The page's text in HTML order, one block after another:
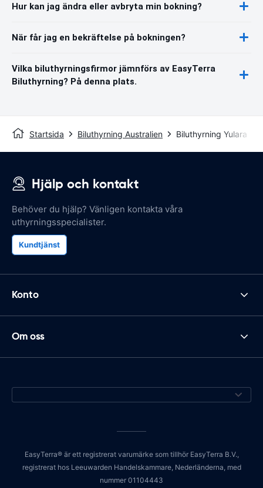
Hur kan jag ändra eller avbryta min bokning?
När får jag en bekräftelse på bokningen?
Vilka biluthyrningsfirmor jämnförs av EasyTerra
Biluthyrning? På denna plats.
Startsida Biluthyrning Australien Biluthyrning Yulara
Hjälp och kontakt
Behöver du hjälp? Vänligen kontakta våra
uthyrningsspecialister.
Kundtjänst
Konto
Om oss
EasyTerra® är ett registrerat varumärke som tillhör EasyTerra B.V.,
registrerat hos Leeuwarden Handelskammare, Nederländerna, med
nummer 01104443